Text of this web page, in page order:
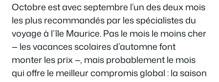
Octobre est avec septembre l’un des deux mois
les plus recommandés par les spécialistes du
voyage à l’île Maurice. Pas le mois le moins cher
— les vacances scolaires d’automne font
monter les prix —, mais probablement le mois
qui offre le meilleur compromis global : la saison